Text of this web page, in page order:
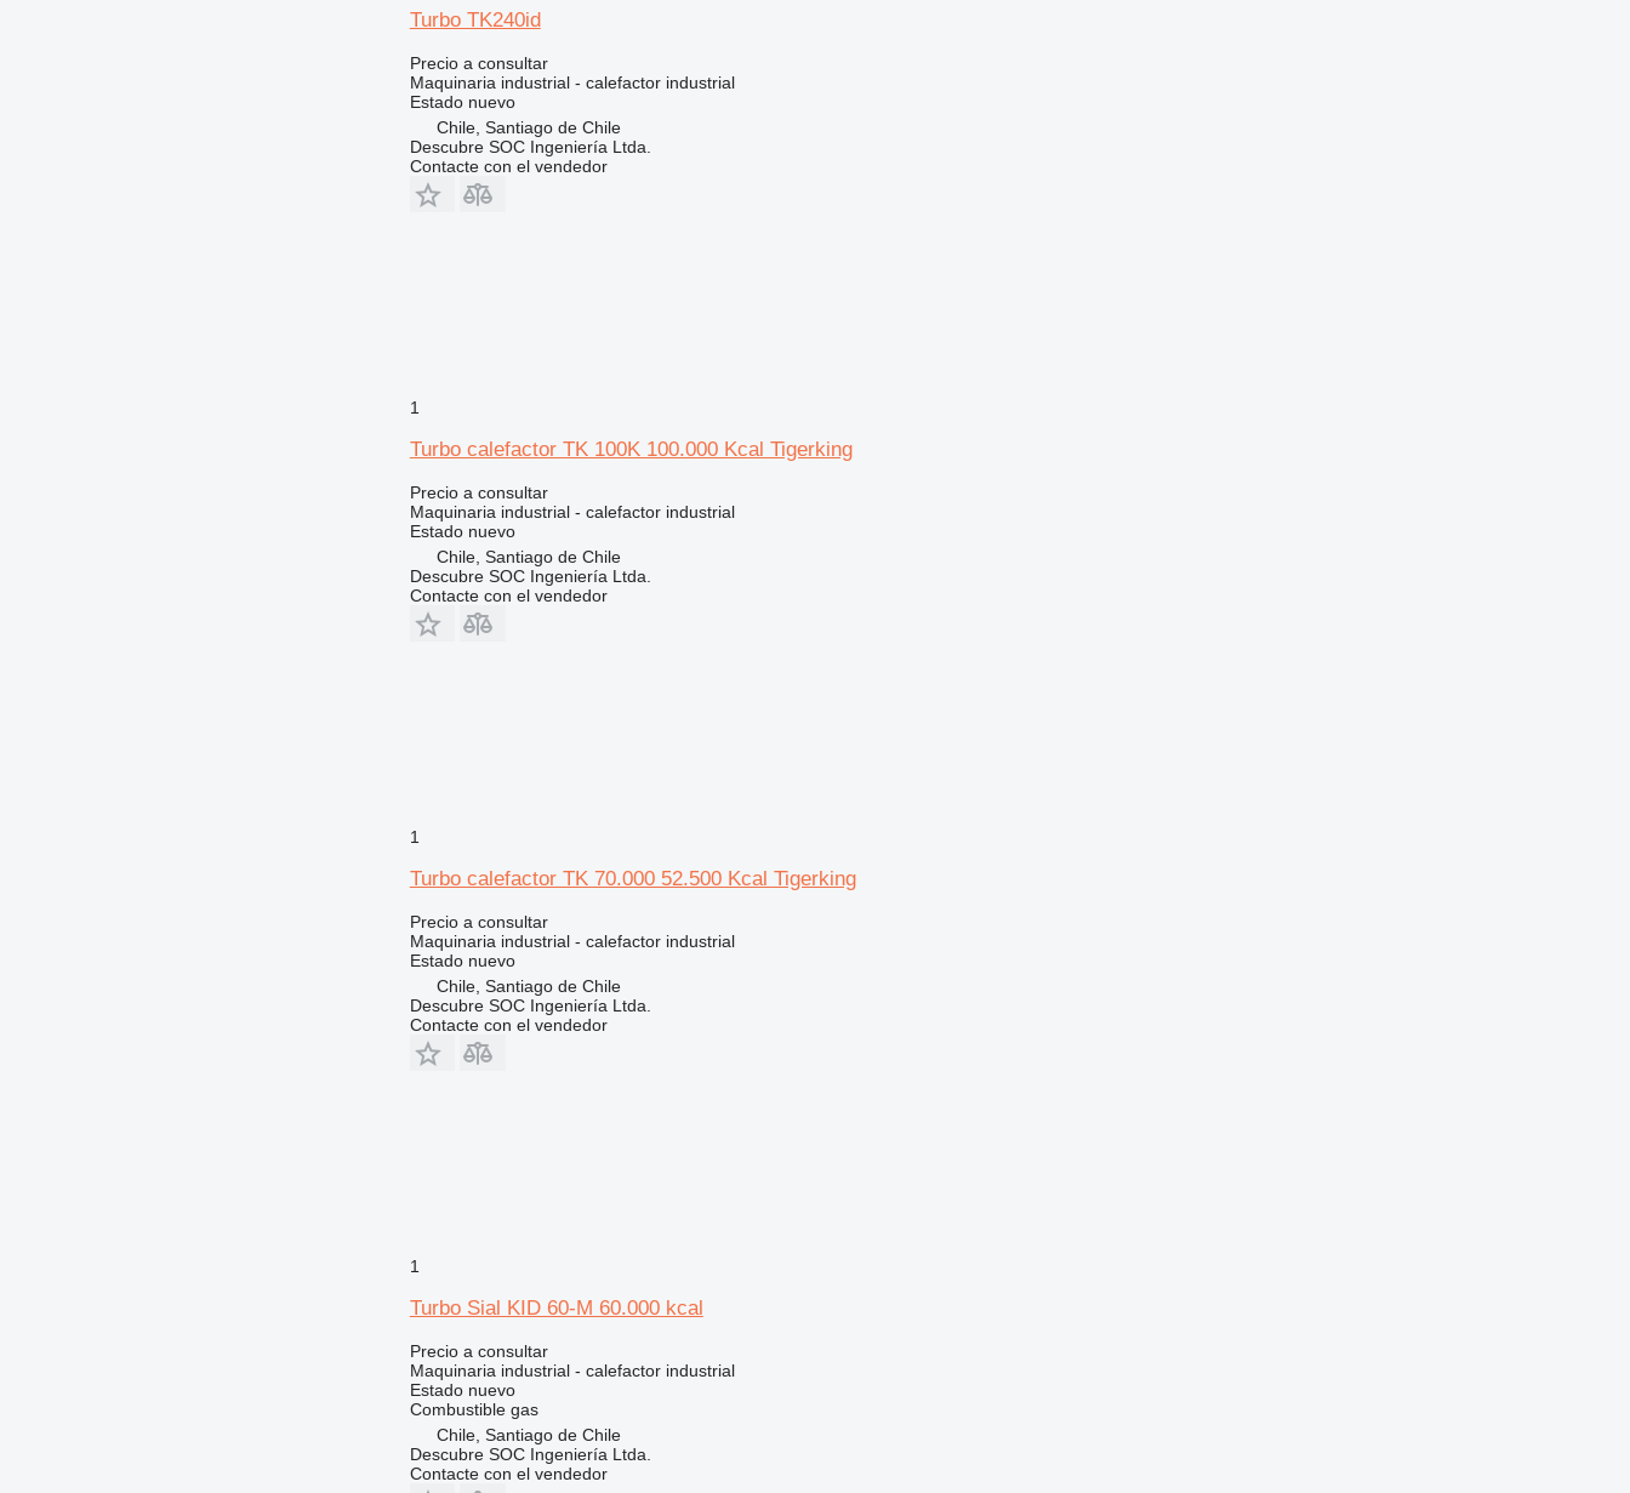
Turbo TK240id
Precio a consultar
Maquinaria industrial - calefactor industrial
Estadonuevo
Chile, Santiago de Chile
Descubre SOC Ingeniería Ltda.
Contacte con el vendedor
1
Turbo calefactor TK 100K 100.000 Kcal Tigerking
Precio a consultar
Maquinaria industrial - calefactor industrial
Estadonuevo
Chile, Santiago de Chile
Descubre SOC Ingeniería Ltda.
Contacte con el vendedor
1
Turbo calefactor TK 70.000 52.500 Kcal Tigerking
Precio a consultar
Maquinaria industrial - calefactor industrial
Estadonuevo
Chile, Santiago de Chile
Descubre SOC Ingeniería Ltda.
Contacte con el vendedor
1
Turbo Sial KID 60-M 60.000 kcal
Precio a consultar
Maquinaria industrial - calefactor industrial
Estadonuevo
Combustible gas
Chile, Santiago de Chile
Descubre SOC Ingeniería Ltda.
Contacte con el vendedor